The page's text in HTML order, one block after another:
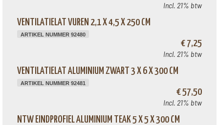
Incl. 21% btw
VENTILATIELAT VUREN 2,1 X 4,5 X 250 CM
ARTIKEL NUMMER 92480
€ 7,25
Incl. 21% btw
VENTILATIELAT ALUMINIUM ZWART 3 X 6 X 300 CM
ARTIKEL NUMMER 92481
€ 57,50
Incl. 21% btw
NTW EINDPROFIEL ALUMINIUM TEAK 5 X 5 X 300 CM